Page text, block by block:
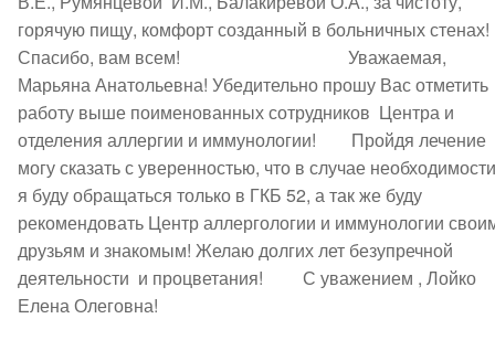
горячую пищу, комфорт созданный в больничных стенах!
Спасибо, вам всем!                                      Уважаемая,
Марьяна Анатольевна! Убедительно прошу Вас отметить
работу выше поименованных сотрудников  Центра и
отделения аллергии и иммунологии!        Пройдя лечение
могу сказать с уверенностью, что в случае необходимости
я буду обращаться только в ГКБ 52, а так же буду
рекомендовать Центр аллергологии и иммунологии
друзьям и знакомым! Желаю долгих лет безупречной
деятельности  и процветания!         С уважением , Лойко
Елена Олеговна!